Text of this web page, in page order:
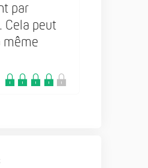
par
Cela peut
même